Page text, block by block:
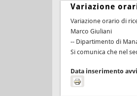
Variazione
Variazione orario di
Marco Giuliani
-- Dipartimento di
Si comunica che nel
Data inserimento